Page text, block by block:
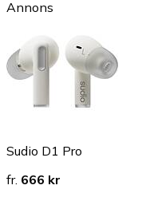
Annons
Sudio D1 Pro
fr. 666 kr